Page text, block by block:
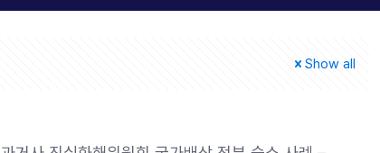
Show all